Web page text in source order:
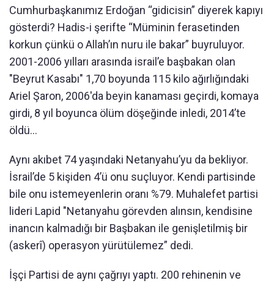
Cumhurbaşkanımız Erdoğan “gidicisin” diyerek kapıyı
gösterdi? Hadis-i şerifte “Müminin ferasetinden
korkun çünkü o Allah’ın nuru ile bakar” buyruluyor.
2001-2006 yılları arasında israil’e başbakan olan
"Beyrut Kasabı" 1,70 boyunda 115 kilo ağırlığındaki
Ariel Şaron, 2006'da beyin kanaması geçirdi, komaya
girdi, 8 yıl boyunca ölüm döşeğinde inledi, 2014’te
öldü...
Aynı akıbet 74 yaşındaki Netanyahu’yu da bekliyor.
İsrail’de 5 kişiden 4’ü onu suçluyor. Kendi partisinde
bile onu istemeyenlerin oranı %79. Muhalefet partisi
lideri Lapid "Netanyahu görevden alınsın, kendisine
inancın kalmadığı bir Başbakan ile genişletilmiş bir
(askerî) operasyon yürütülemez” dedi.
İşçi Partisi de aynı çağrıyı yaptı. 200 rehinenin ve